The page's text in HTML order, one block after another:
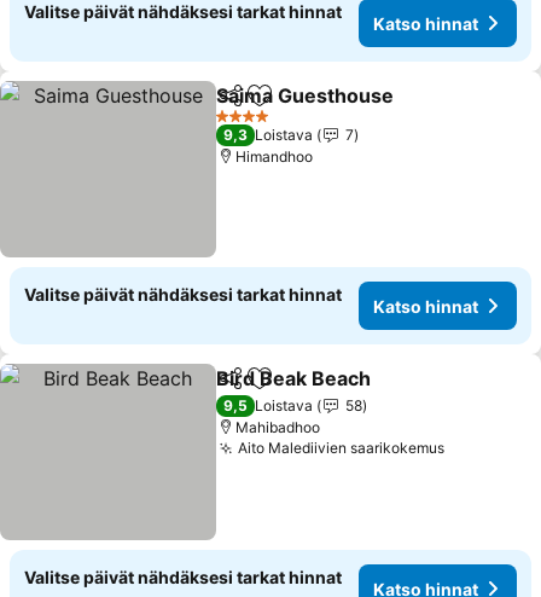
Valitse päivät nähdäksesi tarkat hinnat
Katso hinnat
Jaa Lisää suosikkeihin
Saima Guesthouse
4 Tähtiluokitus
9,3 Loistava
7
Himandhoo
Valitse päivät nähdäksesi tarkat hinnat
Katso hinnat
Jaa Lisää suosikkeihin
Bird Beak Beach
9,5 Loistava
58
Mahibadhoo
Aito Malediivien saarikokemus
Valitse päivät nähdäksesi tarkat hinnat
Katso hinnat